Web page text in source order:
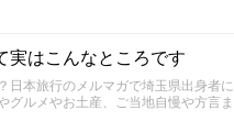
実はこんなところです
日本旅行のメルマガで埼玉県出身者に
グルメやお土産、ご当地自慢や方言ま